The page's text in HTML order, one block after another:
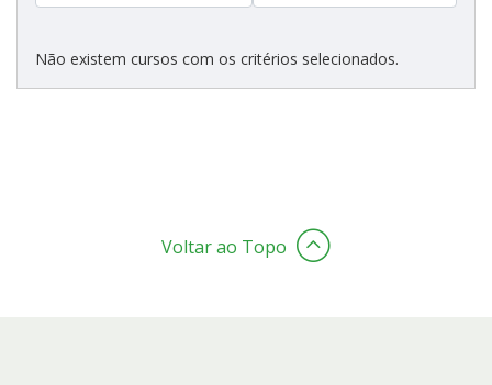
Não existem cursos com os critérios selecionados.
Voltar ao Topo